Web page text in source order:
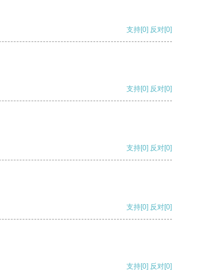
支持[0] 反对[0]
支持[0] 反对[0]
支持[0] 反对[0]
支持[0] 反对[0]
支持[0] 反对[0]